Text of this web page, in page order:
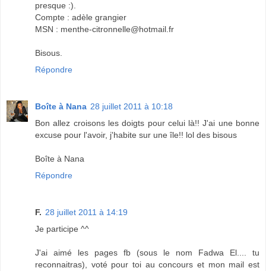
presque :).
Compte : adèle grangier
MSN : menthe-citronnelle@hotmail.fr
Bisous.
Répondre
Boîte à Nana 28 juillet 2011 à 10:18
Bon allez croisons les doigts pour celui là!! J'ai une bonne
excuse pour l'avoir, j'habite sur une île!! lol des bisous
Boîte à Nana
Répondre
F. 28 juillet 2011 à 14:19
Je participe ^^
J'ai aimé les pages fb (sous le nom Fadwa El.... tu
reconnaitras), voté pour toi au concours et mon mail est